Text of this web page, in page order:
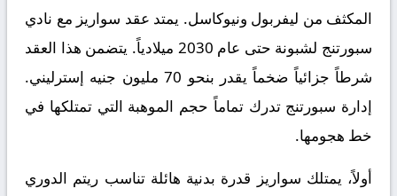
المكثف من ليفربول ونيوكاسل. يمتد عقد سواريز مع نادي
سبورتنج لشبونة حتى عام 2030 ميلادياً. يتضمن هذا العقد
شرطاً جزائياً ضخماً يقدر بنحو 70 مليون جنيه إسترليني.
إدارة سبورتنج تدرك تماماً حجم الموهبة التي تمتلكها في
خط هجومها.
أولاً، يمتلك سواريز قدرة بدنية هائلة تناسب ريتم الدوري